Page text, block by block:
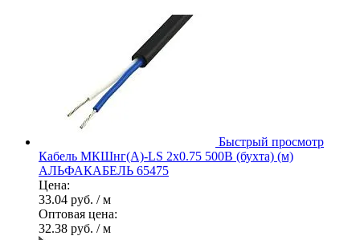
Быстрый просмотр
Кабель МКШнг(А)-LS 2х0.75 500В (бухта) (м)
АЛЬФАКАБЕЛЬ 65475
Цена:
33.04 руб. / м
Оптовая цена:
32.38 руб. / м